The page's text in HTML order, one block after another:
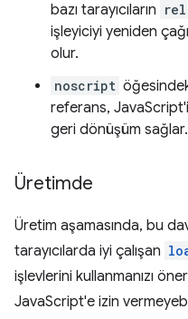
bazı tarayıcıların rel
işleyiciyi yeniden
olur.
noscript
referans, JavaScript'i
geri dönüşüm sağlar.
Üretimde
Üretim aşamasında, bu
tarayıcılarda iyi çalışan
işlevlerini kullanmanızı
JavaScript'e izin